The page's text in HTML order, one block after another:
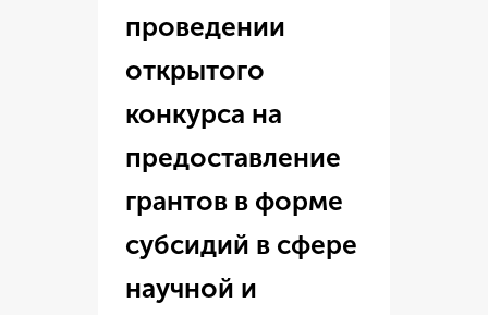
проведении
открытого
конкурса на
предоставление
грантов в форме
субсидий в сфере
научной и